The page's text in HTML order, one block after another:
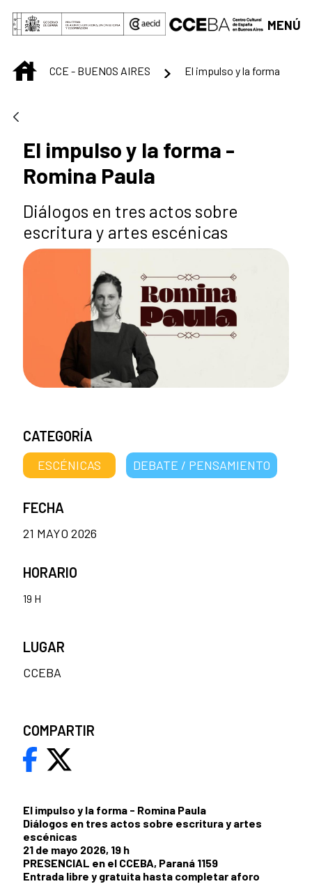
Saltar al contenido principal
MENÚ
INICIOCCE - BUENOS AIRES El impulso y la forma
El impulso y la forma -
Romina Paula
Diálogos en tres actos sobre
escritura y artes escénicas
El impulso y la forma - Romina Paula
Diálogos en tres actos sobre escritura y artes
escénicas
21 de mayo 2026, 19 h
PRESENCIAL en el CCEBA, Paraná 1159
Entrada libre y gratuita hasta completar aforo
CATEGORÍA
ESCÉNICAS DEBATE / PENSAMIENTO
FECHA
21 MAYO 2026
HORARIO
19 H
LUGAR
CCEBA
COMPARTIR